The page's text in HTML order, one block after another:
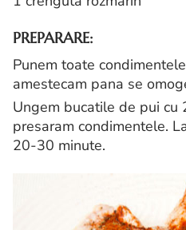
PREPARARE:
Punem toate
amestecam pana se
Ungem bucatile de pui cu
presaram condimentele.
20-30 minute.